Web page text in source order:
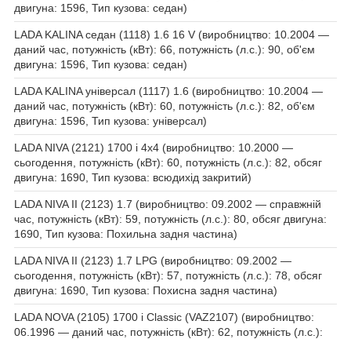
двигуна: 1596, Тип кузова: седан)
LADA KALINA седан (1118) 1.6 16 V (виробництво: 10.2004 —
даний час, потужність (кВт): 66, потужність (л.с.): 90, об'єм
двигуна: 1596, Тип кузова: седан)
LADA KALINA універсал (1117) 1.6 (виробництво: 10.2004 —
даний час, потужність (кВт): 60, потужність (л.с.): 82, об'єм
двигуна: 1596, Тип кузова: універсал)
LADA NIVA (2121) 1700 i 4x4 (виробництво: 10.2000 —
сьогодення, потужність (кВт): 60, потужність (л.с.): 82, обсяг
двигуна: 1690, Тип кузова: всюдихід закритий)
LADA NIVA II (2123) 1.7 (виробництво: 09.2002 — справжній
час, потужність (кВт): 59, потужність (л.с.): 80, обсяг двигуна:
1690, Тип кузова: Похильна задня частина)
LADA NIVA II (2123) 1.7 LPG (виробництво: 09.2002 —
сьогодення, потужність (кВт): 57, потужність (л.с.): 78, обсяг
двигуна: 1690, Тип кузова: Похисна задня частина)
LADA NOVA (2105) 1700 i Classic (VAZ2107) (виробництво:
06.1996 — даний час, потужність (кВт): 62, потужність (л.с.):